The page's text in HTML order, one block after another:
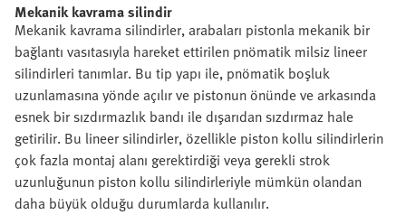
Mekanik kavrama silindir
Mekanik kavrama silindirler, arabaları pistonla mekanik bir
bağlantı vasıtasıyla hareket ettirilen pnömatik milsiz lineer
silindirleri tanımlar. Bu tip yapı ile, pnömatik boşluk
uzunlamasına yönde açılır ve pistonun önünde ve arkasında
esnek bir sızdırmazlık bandı ile dışarıdan sızdırmaz hale
getirilir. Bu lineer silindirler, özellikle piston kollu silindirlerin
çok fazla montaj alanı gerektirdiği veya gerekli strok
uzunluğunun piston kollu silindirleriyle mümkün olandan
daha büyük olduğu durumlarda kullanılır.